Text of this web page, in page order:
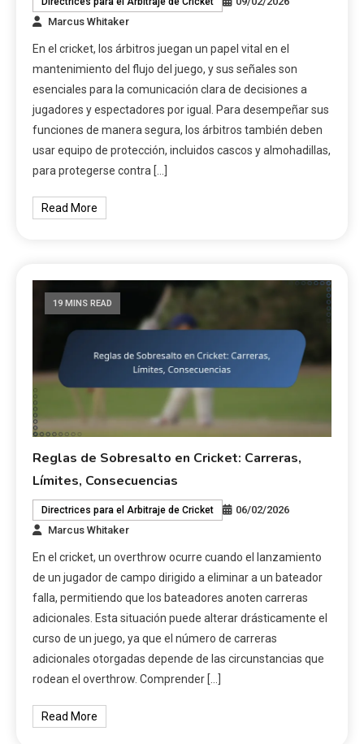
Marcus Whitaker
En el cricket, los árbitros juegan un papel vital en el
mantenimiento del flujo del juego, y sus señales son
esenciales para la comunicación clara de decisiones a
jugadores y espectadores por igual. Para desempeñar sus
funciones de manera segura, los árbitros también deben
usar equipo de protección, incluidos cascos y almohadillas,
para protegerse contra […]
Read More
19 MINS READ
Reglas de Sobresalto en Cricket: Carreras,
Límites, Consecuencias
Directrices para el Arbitraje de Cricket
06/02/2026
Marcus Whitaker
En el cricket, un overthrow ocurre cuando el lanzamiento
de un jugador de campo dirigido a eliminar a un bateador
falla, permitiendo que los bateadores anoten carreras
adicionales. Esta situación puede alterar drásticamente el
curso de un juego, ya que el número de carreras
adicionales otorgadas depende de las circunstancias que
rodean el overthrow. Comprender […]
Read More